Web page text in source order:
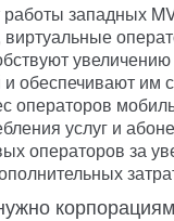
западных
виртуальные
и обеспечивают им
операторов
услуг и
операторов за